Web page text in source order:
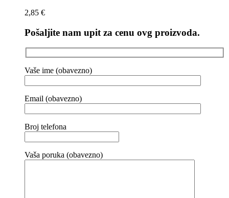
2,85 €
Pošaljite nam upit za cenu ovg proizvoda.
Vaše ime (obavezno)
Email (obavezno)
Broj telefona
Vaša poruka (obavezno)